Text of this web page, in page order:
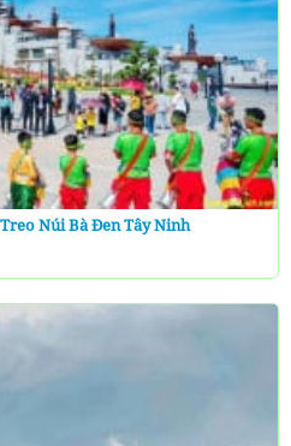
Núi Bà Đen Tây Ninh